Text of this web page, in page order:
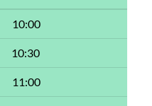
10:00
10:30
11:00